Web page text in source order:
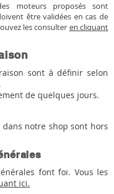
moteurs proposés sont
être validées en cas de
les consulter en cliquant
sont à définir selon
de quelques jours.
notre shop sont hors
font foi. Vous les
ici.